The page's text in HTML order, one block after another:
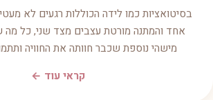
בסיטואציות כמו לידה הכוללות רגעים לא
אחד והמתנה מורטת עצבים מצד שני, כל מה
מישהי נוספת שכבר חוותה את החוויה
קראי עוד ←